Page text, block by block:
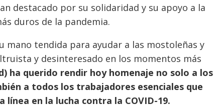
destacado por su solidaridad y su apoyo a la
duros de la pandemia.
mano tendida para ayudar a las mostoleñas y
y desinteresado en los momentos más
ha querido rendir hoy homenaje no solo a los
a todos los trabajadores esenciales que
en la lucha contra la COVID-19.